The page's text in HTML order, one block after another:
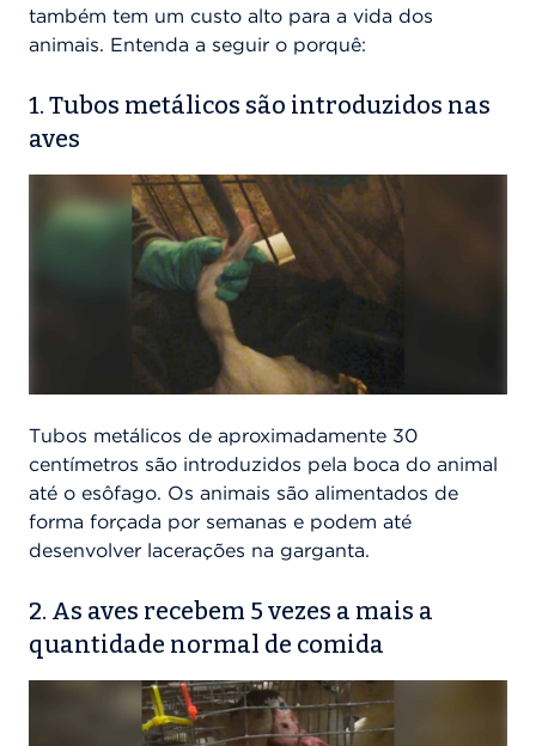
também tem um custo alto para a vida dos
animais. Entenda a seguir o porquê:
1. Tubos metálicos são introduzidos nas
aves
Tubos metálicos de aproximadamente 30
centímetros são introduzidos pela boca do animal
até o esôfago. Os animais são alimentados de
forma forçada por semanas e podem até
desenvolver lacerações na garganta.
2. As aves recebem 5 vezes a mais a
quantidade normal de comida